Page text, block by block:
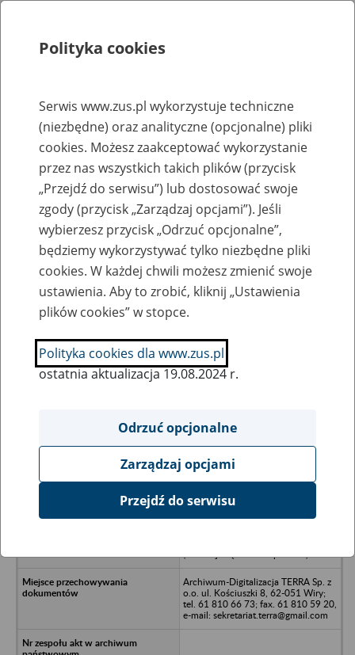
Rejestry, ewidencje i archiwa
Baza zlikwidowanych lub
przekształconych zakładów pracy
Nazwa zakładu pracy:
SZUKAJ
Ukryj wszystkie pozycje bazy
Towarzystwo Inwestycji
Archiwum-Digitalizacja TERRA Sp. z
o.o. ul. Kościuszki 8, 62-051 Wiry;
tel. 61 810 66 73; fax. 61 810 59 20,
e-mail: sekretariat.terra@gmail.com
Polityka cookies
Serwis www.zus.pl wykorzystuje techniczne
(niezbędne) oraz analityczne (opcjonalne) pliki
cookies. Możesz zaakceptować wykorzystanie
przez nas wszystkich takich plików (przycisk
„Przejdź do serwisu”) lub dostosować swoje
zgody (przycisk „Zarządzaj opcjami”). Jeśli
wybierzesz przycisk „Odrzuć opcjonalne”,
będziemy wykorzystywać tylko niezbędne pliki
cookies. W każdej chwili możesz zmienić swoje
ustawienia. Aby to zrobić, kliknij „Ustawienia
plików cookies” w stopce.
Polityka cookies dla www.zus.pl
ostatnia aktualizacja 19.08.2024 r.
Odrzuć opcjonalne
Zarządzaj opcjami
Przejdź do serwisu